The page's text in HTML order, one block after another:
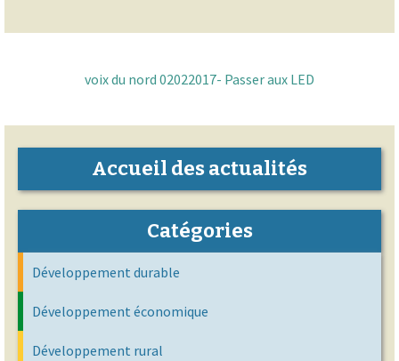
voix du nord 02022017- Passer aux LED
Accueil des actualités
Catégories
Développement durable
Développement économique
Développement rural